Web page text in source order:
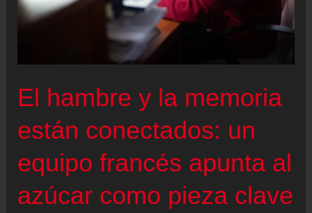
líder
que
ayudas
públicas
Plus
El hambre y la memoria
están conectados: un
equipo francés apunta al
azúcar como pieza clave